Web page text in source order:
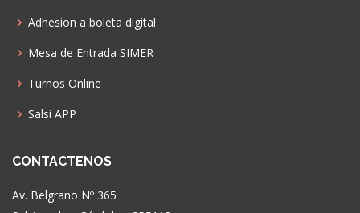
Adhesion a boleta digital
Mesa de Entrada SIMER
Turnos Online
Salsi APP
CONTACTENOS
Av. Belgrano Nº 365